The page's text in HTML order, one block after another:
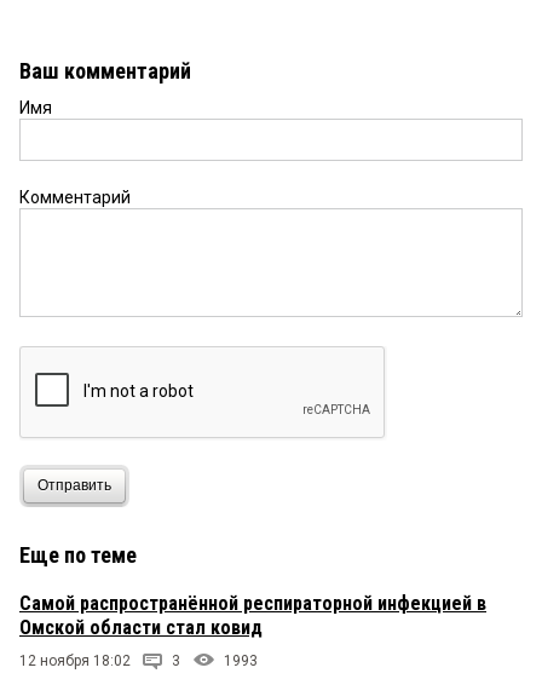
Ваш комментарий
Имя
Комментарий
Отправить
Еще по теме
Самой распространённой респираторной инфекцией в
Омской области стал ковид
12 ноября 18:02 3 1993